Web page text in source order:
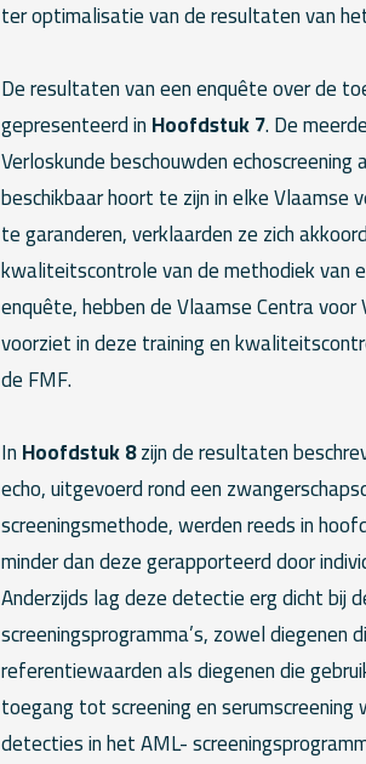
ter optimalisatie van de resultaten van
De resultaten van een enquête over de
gepresenteerd inHoofdstuk 7. De
Verloskunde beschouwden
beschikbaar hoort te zijn in elke Vlaamse
te garanderen, verklaarden ze zich
kwaliteitscontrole van de methodiek van
enquête, hebben de Vlaamse Centra
voorziet in deze training en
de FMF.
InHoofdstuk 8zijn de resultaten
echo, uitgevoerd rond een
screeningsmethode, werden reeds in
minder dan deze gerapporteerd door
Anderzijds lag deze detectie erg dicht bij
screeningsprogramma’s, zowel
referentiewaarden als diegenen die
toegang tot screening en
detecties in het AML-